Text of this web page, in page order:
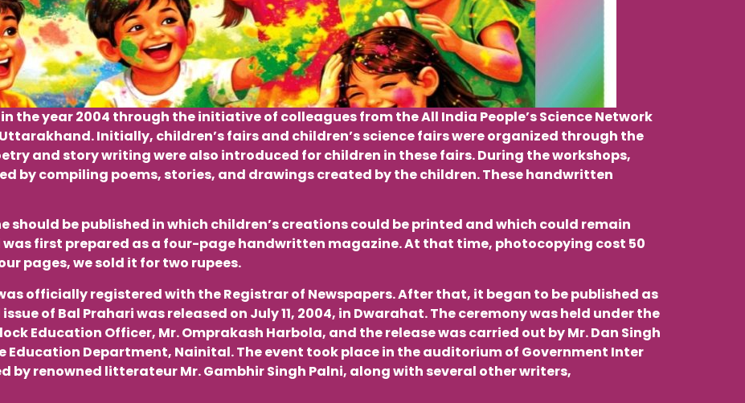
the year 2004 through the initiative of colleagues from the All India People’s Science Network
Initially, children’s fairs and children’s science fairs were organized through the
and story writing were also introduced for children in these fairs. During the workshops,
by compiling poems, stories, and drawings created by the children. These handwritten
be published in which children’s creations could be printed and which could remain
first prepared as a four-page handwritten magazine. At that time, photocopying cost 50
pages, we sold it for two rupees.
officially registered with the Registrar of Newspapers. After that, it began to be published as
of Bal Prahari was released on July 11, 2004, in Dwarahat. The ceremony was held under the
Education Officer, Mr. Omprakash Harbola, and the release was carried out by Mr. Dan Singh
Education Department, Nainital. The event took place in the auditorium of Government Inter
by renowned litterateur Mr. Gambhir Singh Palni, along with several other writers,